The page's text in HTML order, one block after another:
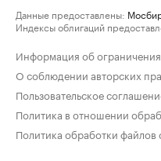
Данные предоставлены:
Индексы облигаций
Информация об
О соблюдении авторских
Пользовательское
Политика в отношении
Политика обработки файлов